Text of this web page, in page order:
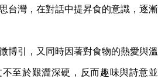
台灣，在對話中提昇食的意識，逐漸
博引，又同時因著對食物的熱愛與溫
至於艱澀深硬，反而趣味與詩意並